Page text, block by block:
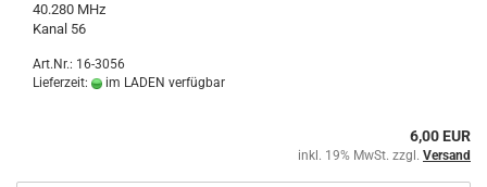
40.280 MHz
Kanal 56
Art.Nr.: 16-3056
Lieferzeit:
im LADEN verfügbar
6,00 EUR
inkl. 19% MwSt. zzgl. Versand